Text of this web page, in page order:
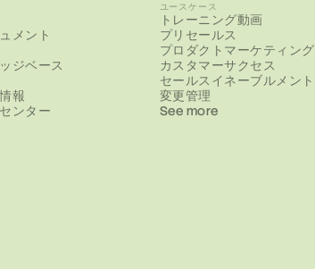
メント
ジベース
報
ンター
ユースケース
トレーニング動画
プリセールス
プロダクトマーケティング
カスタマーサクセス
セールスイネーブルメント
変更管理
See more